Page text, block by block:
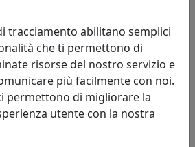
A 7 LUCI NOTE 1140/7-SA SABBIA
342,00 €
tracciamento abilitano semplici
che ti permettono di
risorse del nostro servizio e
più facilmente con noi.
permettono di migliorare la
utente con la nostra